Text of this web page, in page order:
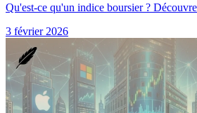
Qu'est-ce qu'un indice boursier ?
3 février 2026